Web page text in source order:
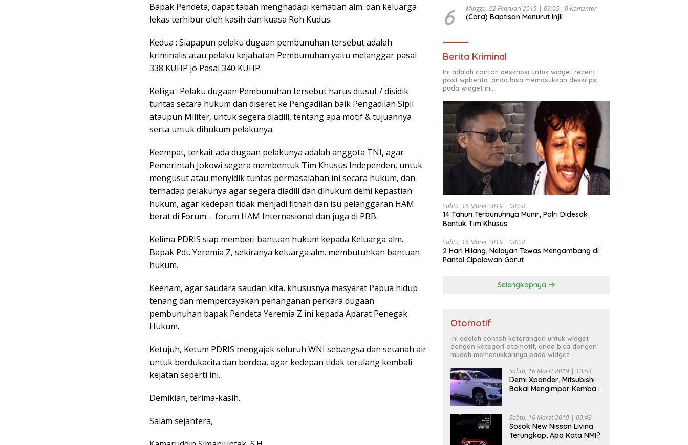
Bapak Pendeta, dapat tabah menghadapi kematian alm. dan keluarga
lekas terhibur oleh kasih dan kuasa Roh Kudus.
Kedua : Siapapun pelaku dugaan pembunuhan tersebut adalah
kriminalis atau pelaku kejahatan Pembunuhan yaitu melanggar pasal
338 KUHP jo Pasal 340 KUHP.
Ketiga : Pelaku dugaan Pembunuhan tersebut harus diusut / disidik
tuntas secara hukum dan diseret ke Pengadilan baik Pengadilan Sipil
ataupun Militer, untuk segera diadili, tentang apa motif & tujuannya
serta untuk dihukum pelakunya.
Keempat, terkait ada dugaan pelakunya adalah anggota TNI, agar
Pemerintah Jokowi segera membentuk Tim Khusus Independen, untuk
mengusut atau menyidik tuntas permasalahan ini secara hukum, dan
terhadap pelakunya agar segera diadili dan dihukum demi kepastian
hukum, agar kedepan tidak menjadi fitnah dan isu pelanggaran HAM
berat di Forum – forum HAM Internasional dan juga di PBB.
Kelima PDRIS siap memberi bantuan hukum kepada Keluarga alm.
Bapak Pdt. Yeremia Z, sekiranya keluarga alm. membutuhkan bantuan
hukum.
Keenam, agar saudara saudari kita, khususnya masyarat Papua hidup
tenang dan mempercayakan penanganan perkara dugaan
pembunuhan bapak Pendeta Yeremia Z ini kepada Aparat Penegak
Hukum.
Ketujuh, Ketum PDRIS mengajak seluruh WNI sebangsa dan setanah air
untuk berdukacita dan berdoa, agar kedepan tidak terulang kembali
kejatan seperti ini.
Demikian, terima-kasih.
Salam sejahtera,
6 Minggu, 22 Februari 2015 | 09:05 0 Komentar
(Cara) Baptisan Menurut Injil
Berita Kriminal
Ini adalah contoh deskripsi untuk widget recent
post wpberita, anda bisa memasukkan deskripsi
pada widget ini.
Sabtu, 16 Maret 2019 | 08:28
14 Tahun Terbunuhnya Munir, Polri Didesak
Bentuk Tim Khusus
Sabtu, 16 Maret 2019 | 08:22
2 Hari Hilang, Nelayan Tewas Mengambang di
Pantai Cipalawah Garut
Selengkapnya
Otomotif
Ini adalah contoh keterangan untuk widget
dengan kategori otomotif, anda bisa dengan
mudah memasukkannya pada widget.
Sabtu, 16 Maret 2019 | 10:53
Demi Xpander, Mitsubishi
Bakal Mengimpor Kembali
Sabtu, 16 Maret 2019 | 09:43
Sosok New Nissan Livina
Terungkap, Apa Kata NMI?